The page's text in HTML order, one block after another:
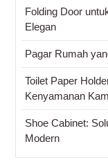
Folding Door
Elegan
Pagar Rumah
Toilet Paper
Kenyamanan
Shoe Cabinet:
Modern